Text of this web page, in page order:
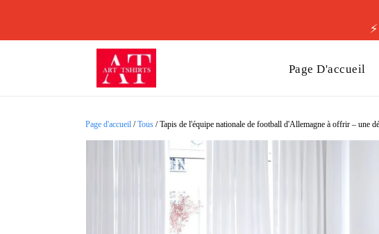
Page D'accueil
Page d'accueil /Tous /Tapis de l'équipe nationale de football d'Allemagne à offrir – une